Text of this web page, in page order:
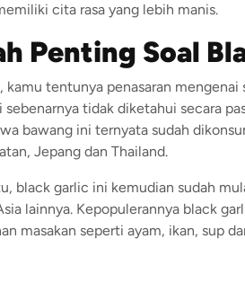
cita rasa yang lebih manis.
Penting Soal
tentunya penasaran
tidak diketahui secara
bawang ini ternyata sudah
Jepang dan Thailand.
black garlic ini kemudian sudah
lainnya. Kepopulerannya black
masakan seperti ayam, ikan, sup